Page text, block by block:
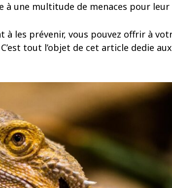
une multitude de menaces pour leur
à les prévenir, vous pouvez offrir à
tout l’objet de cet article dedie